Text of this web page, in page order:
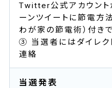
Twitter公式アカウント
ーンツイートに節電方
わが家の節電術）付き
③ 当選者にはダイレク
連絡
当選発表